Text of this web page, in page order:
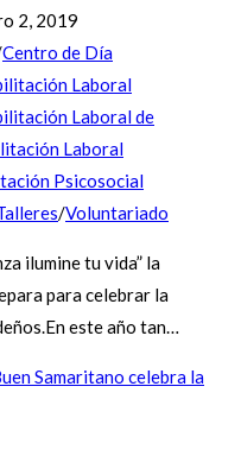
2, 2019
Centro de Día
Laboral
Laboral de
Laboral
Psicosocial
/Voluntariado
ilumine tu vida” la
para celebrar la
este año tan…
Samaritano celebra la